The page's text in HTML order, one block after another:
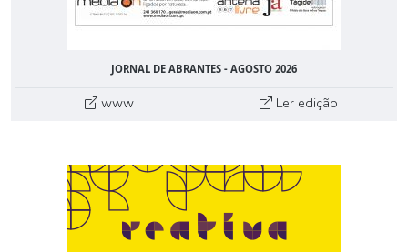
JORNAL DE ABRANTES - AGOSTO 2026
www Ler edição